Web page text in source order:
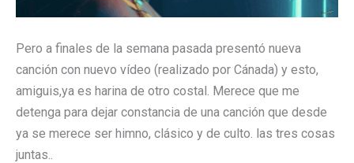
Pero a finales de la semana pasada presentó nueva
canción con nuevo vídeo (realizado por Cánada) y esto,
amiguis,ya es harina de otro costal. Merece que me
detenga para dejar constancia de una canción que desde
ya se merece ser himno, clásico y de culto. las tres cosas
juntas..